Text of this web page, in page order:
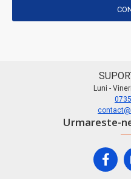
Luni -
Urmareste-